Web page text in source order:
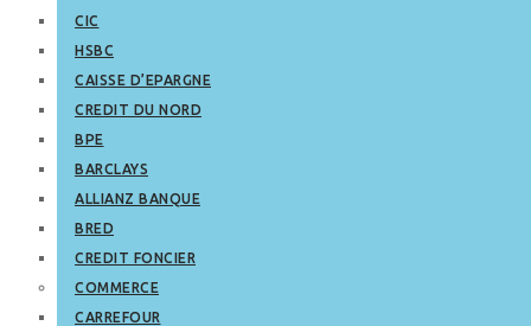
CIC
HSBC
CAISSE D’EPARGNE
CREDIT DU NORD
BPE
BARCLAYS
ALLIANZ BANQUE
BRED
CREDIT FONCIER
COMMERCE
CARREFOUR